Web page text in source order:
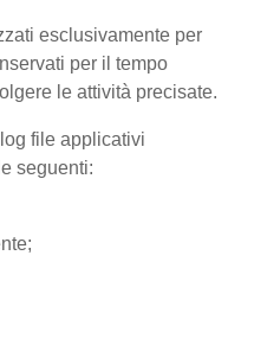
esclusivamente per
per il tempo
le attività precisate.
file applicativi
seguenti: